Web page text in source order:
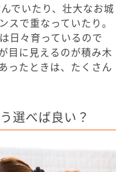
でいたり、壮大なお城
スで重なっていたり。
日々育っているので
目に見えるのが積み木
ったときは、たくさん
選べば良い？